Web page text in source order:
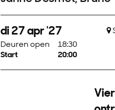
di 27 apr '27
Deuren open
18:30
Start
20:00